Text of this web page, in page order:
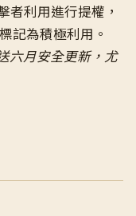
者利用進行提權，
記為積極利用。
六月安全更新，尤